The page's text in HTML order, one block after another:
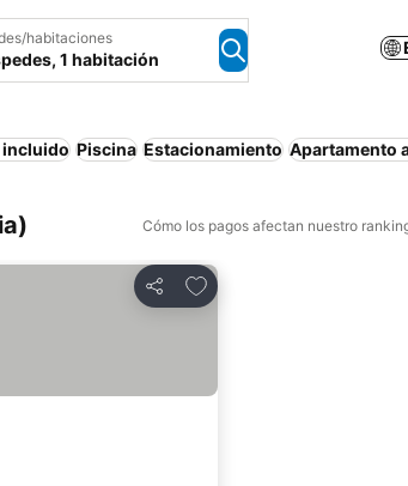
habitaciones
1 habitación
incluido Piscina Estacionamiento Apartamento
Cómo los pagos afectan nuestro
Compartir
Agregar a favoritos